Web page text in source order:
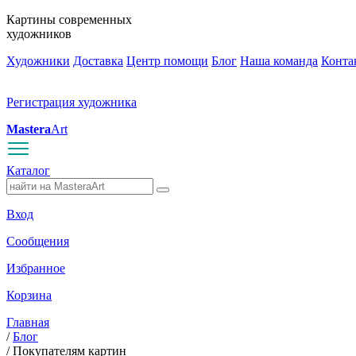
Картины современных
художников
Художники Доставка Центр помощи Блог Наша команда
Регистрация художника
MasteraArt
Каталог
Вход
Сообщения
Избранное
Корзина
Главная
/Блог
/Покупателям картин